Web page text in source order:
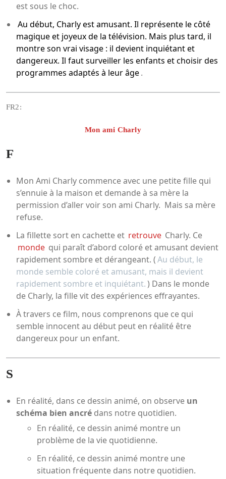
est sous le choc.
Au début, Charly est amusant. Il représente le côté
magique et joyeux de la télévision. Mais plus tard, il
montre son vrai visage : il devient inquiétant et
dangereux. Il faut surveiller les enfants et choisir des
programmes adaptés à leur âge.
FR2:
Mon ami Charly
F
Mon Ami Charly commence avec une petite fille qui
s’ennuie à la maison et demande à sa mère la
permission d’aller voir son ami Charly. Mais sa mère
refuse.
La fillette sort en cachette et retrouve Charly. Ce
monde qui paraît d’abord coloré et amusant devient
rapidement sombre et dérangeant. (Au début, le
monde semble coloré et amusant, mais il devient
rapidement sombre et inquiétant.) Dans le monde
de Charly, la fille vit des expériences effrayantes.
À travers ce film, nous comprenons que ce qui
semble innocent au début peut en réalité être
dangereux pour un enfant.
S
En réalité, dans ce dessin animé, on observe un
schéma bien ancré dans notre quotidien.
En réalité, ce dessin animé montre un
problème de la vie quotidienne.
En réalité, ce dessin animé montre une
situation fréquente dans notre quotidien.